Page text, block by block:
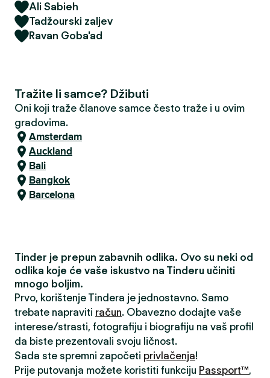
Ali Sabieh
Tadžourski zaljev
Ravan Goba'ad
Tražite li samce? Džibuti
Oni koji traže članove samce često traže i u ovim
gradovima.
Amsterdam
Auckland
Bali
Bangkok
Barcelona
Tinder je prepun zabavnih odlika. Ovo su neki od
odlika koje će vaše iskustvo na Tinderu učiniti
mnogo boljim.
Prvo, korištenje Tindera je jednostavno. Samo
trebate napraviti račun. Obavezno dodajte vaše
interese/strasti, fotografiju i biografiju na vaš profil
da biste prezentovali svoju ličnost.
Sada ste spremni započeti privlačenja!
Prije putovanja možete koristiti funkciju Passport™,